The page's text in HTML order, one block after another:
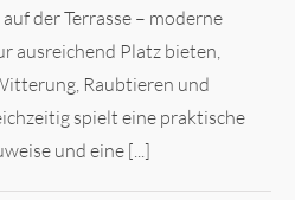
der Terrasse – moderne
ausreichend Platz bieten,
Raubtieren und
spielt eine praktische
und eine [...]